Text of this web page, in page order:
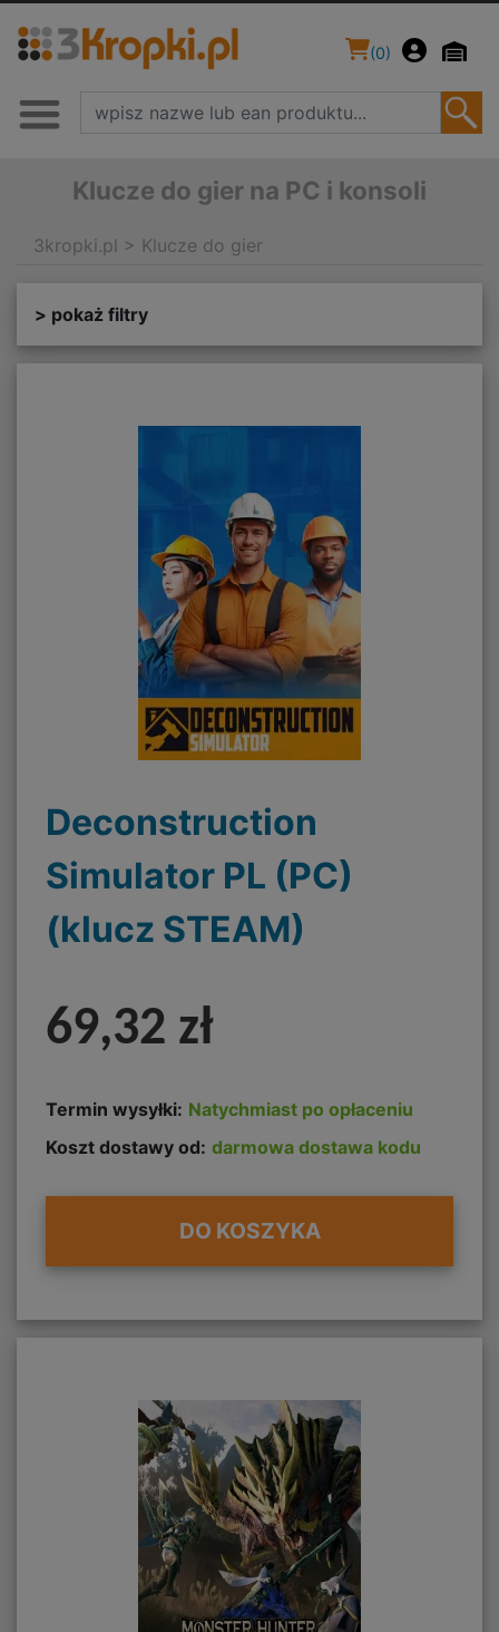
(0)
Klucze do gier na PC i konsoli
3kropki.pl > Klucze do gier
> pokaż filtry
Deconstruction
Simulator PL (PC)
(klucz STEAM)
69,32 zł
Termin wysyłki: Natychmiast po opłaceniu
Koszt dostawy od: darmowa dostawa kodu
DO KOSZYKA